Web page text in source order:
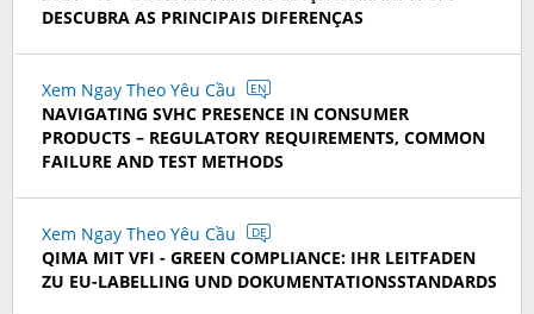
DESCUBRA AS PRINCIPAIS DIFERENÇAS
Xem Ngay Theo Yêu Cầu EN
NAVIGATING SVHC PRESENCE IN CONSUMER
PRODUCTS – REGULATORY REQUIREMENTS, COMMON
FAILURE AND TEST METHODS
Xem Ngay Theo Yêu Cầu DE
QIMA MIT VFI - GREEN COMPLIANCE: IHR LEITFADEN
ZU EU-LABELLING UND DOKUMENTATIONSSTANDARDS